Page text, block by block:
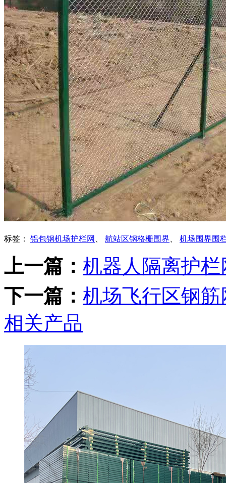
标签： 铝包钢机场护栏网 航站区钢格栅围界 机场围界围
上一篇： 机器人隔离护栏
下一篇： 机场飞行区钢筋
相关产品